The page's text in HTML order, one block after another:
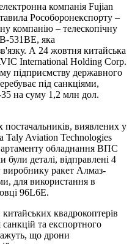
компанія Fujian
Рособоронекспорту –
компанію – телескопічну
531BE, яка
А 24 жовтня китайська
International Holding Corp.
підприємству державного
під санкціями,
на суму 1,2 млн дол.
виявлених у
Taly Aviation Technologies
обладнання ВПС
деталі, відправлені 4
ракет Алмаз-
для використання в
96L6E.
квадрокоптерів
та експортного
що дрони